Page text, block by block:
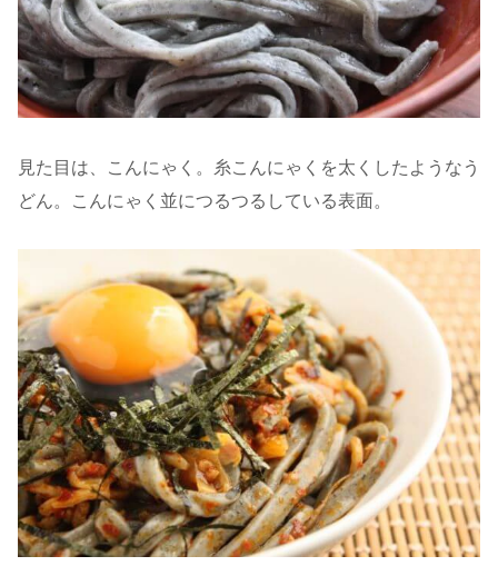
見た目は、こんにゃく。糸こんにゃくを太くしたようなう
どん。こんにゃく並につるつるしている表面。